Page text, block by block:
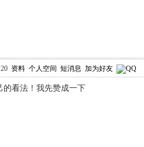
资料 个人空间 短消息 加为好友
的看法！我先赞成一下